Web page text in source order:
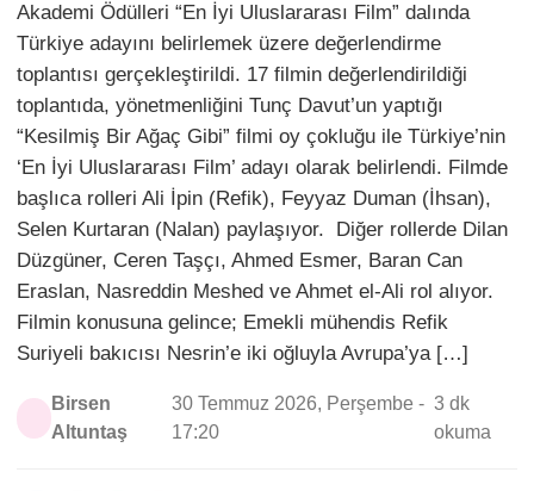
Akademi Ödülleri “En İyi Uluslararası Film” dalında
Türkiye adayını belirlemek üzere değerlendirme
toplantısı gerçekleştirildi. 17 filmin değerlendirildiği
toplantıda, yönetmenliğini Tunç Davut’un yaptığı
“Kesilmiş Bir Ağaç Gibi” filmi oy çokluğu ile Türkiye’nin
‘En İyi Uluslararası Film’ adayı olarak belirlendi. Filmde
başlıca rolleri Ali İpin (Refik), Feyyaz Duman (İhsan),
Selen Kurtaran (Nalan) paylaşıyor. Diğer rollerde Dilan
Düzgüner, Ceren Taşçı, Ahmed Esmer, Baran Can
Eraslan, Nasreddin Meshed ve Ahmet el-Ali rol alıyor.
Filmin konusuna gelince; Emekli mühendis Refik
Suriyeli bakıcısı Nesrin’e iki oğluyla Avrupa’ya […]
Birsen
Altuntaş
30 Temmuz 2026, Perşembe -
17:20
3 dk
okuma